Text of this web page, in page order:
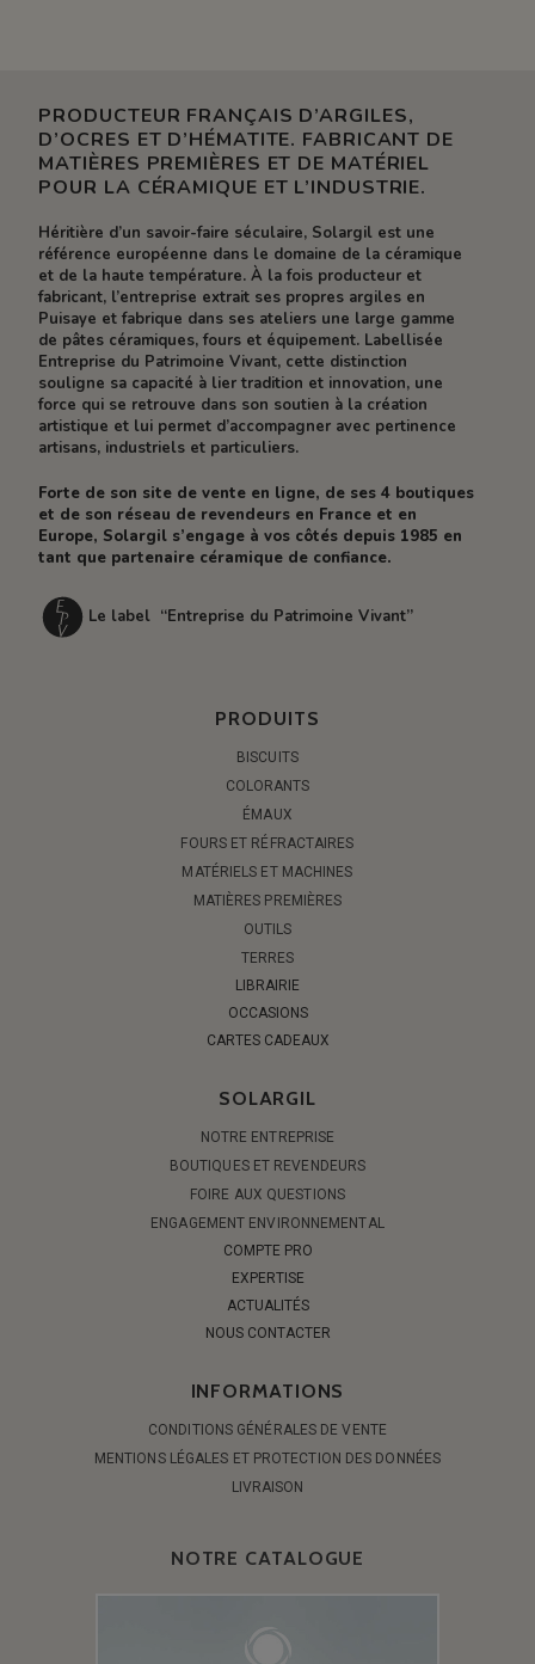
PRODUCTEUR FRANÇAIS D’ARGILES,
D’OCRES ET D’HÉMATITE. FABRICANT DE
MATIÈRES PREMIÈRES ET DE MATÉRIEL
POUR LA CÉRAMIQUE ET L’INDUSTRIE.
Héritière d’un savoir-faire séculaire, Solargil est une
référence européenne dans le domaine de la céramique
et de la haute température. À la fois producteur et
fabricant, l’entreprise extrait ses propres argiles en
Puisaye et fabrique dans ses ateliers une large gamme
de pâtes céramiques, fours et équipement. Labellisée
Entreprise du Patrimoine Vivant, cette distinction
souligne sa capacité à lier tradition et innovation, une
force qui se retrouve dans son soutien à la création
artistique et lui permet d’accompagner avec pertinence
artisans, industriels et particuliers.
Forte de son site de vente en ligne, de ses 4 boutiques
et de son réseau de revendeurs en France et en
Europe, Solargil s’engage à vos côtés depuis 1985 en
tant que partenaire céramique de confiance.
Le label “Entreprise du Patrimoine Vivant”
PRODUITS
BISCUITS
COLORANTS
ÉMAUX
FOURS ET RÉFRACTAIRES
MATÉRIELS ET MACHINES
MATIÈRES PREMIÈRES
OUTILS
TERRES
LIBRAIRIE
OCCASIONS
CARTES CADEAUX
SOLARGIL
NOTRE ENTREPRISE
BOUTIQUES ET REVENDEURS
FOIRE AUX QUESTIONS
ENGAGEMENT ENVIRONNEMENTAL
COMPTE PRO
EXPERTISE
ACTUALITÉS
NOUS CONTACTER
INFORMATIONS
CONDITIONS GÉNÉRALES DE VENTE
MENTIONS LÉGALES ET PROTECTION DES DONNÉES
LIVRAISON
NOTRE CATALOGUE